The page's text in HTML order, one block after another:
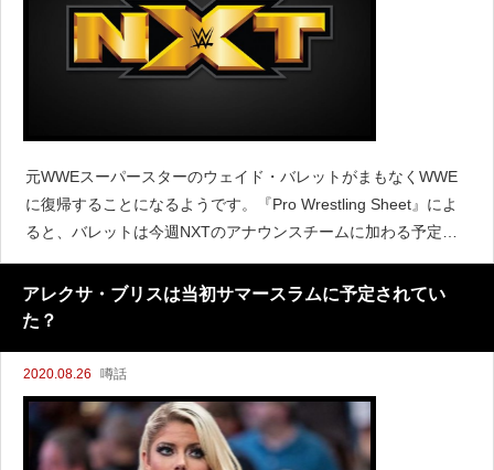
元WWEスーパースターのウェイド・バレットがまもなくWWE
に復帰することになるようです。『Pro Wrestling Sheet』によ
ると、バレットは今週NXTのアナウンスチームに加わる予定で
あると伝えています。ただし今回は1回限りの契約であるとし、
WWEとのフルタイム契約にはサイン
アレクサ・ブリスは当初サマースラムに予定されてい
た？
2020.08.26 噂話